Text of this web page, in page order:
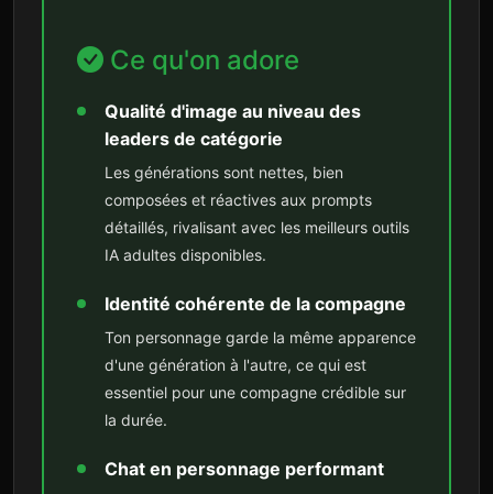
Ce qu'on adore
Qualité d'image au niveau des
leaders de catégorie
Les générations sont nettes, bien
composées et réactives aux prompts
détaillés, rivalisant avec les meilleurs outils
IA adultes disponibles.
Identité cohérente de la compagne
Ton personnage garde la même apparence
d'une génération à l'autre, ce qui est
essentiel pour une compagne crédible sur
la durée.
Chat en personnage performant